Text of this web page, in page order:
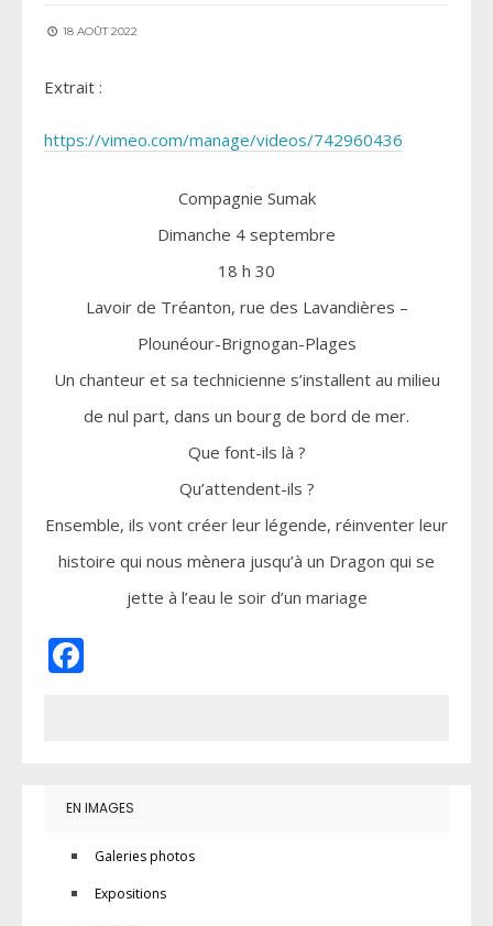
18 AOÛT 2022
Extrait :
https://vimeo.com/manage/videos/742960436
Compagnie Sumak
Dimanche 4 septembre
18 h 30
Lavoir de Tréanton, rue des Lavandières –
Plounéour-Brignogan-Plages
Un chanteur et sa technicienne s’installent au milieu
de nul part, dans un bourg de bord de mer.
Que font-ils là ?
Qu’attendent-ils ?
Ensemble, ils vont créer leur légende, réinventer leur
histoire qui nous mènera jusqu’à un Dragon qui se
jette à l’eau le soir d’un mariage
EN IMAGES
Galeries photos
Expositions